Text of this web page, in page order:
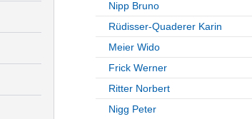
Nipp Bruno
Rüdisser-Quaderer Karin
Meier Wido
Frick Werner
Ritter Norbert
Nigg Peter